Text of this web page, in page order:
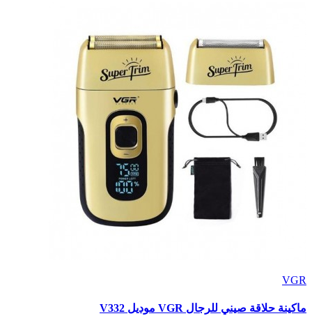
VGR
ماكينة حلاقة صيني للرجال VGR موديل V332